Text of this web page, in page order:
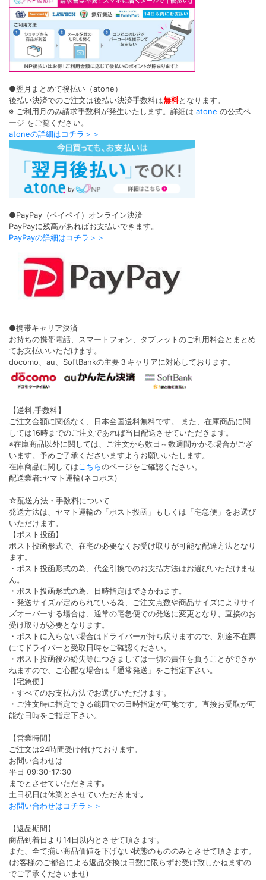
●翌月まとめて後払い（atone）
後払い決済でのご注文は後払い決済手数料は無料となります。
※ ご利用月のみ請求手数料が発生いたします。詳細は atone の公式ペ
ージ をご覧ください。
atoneの詳細はコチラ＞＞
●PayPay（ペイペイ）オンライン決済
PayPayに残高があればお支払いできます。
PayPayの詳細はコチラ＞＞
●携帯キャリア決済
お持ちの携帯電話、スマートフォン、タブレットのご利用料金とまとめ
てお支払いいただけます。
docomo、au、SoftBankの主要３キャリアに対応しております。
【送料,手数料】
ご注文金額に関係なく、日本全国送料無料です。 また、在庫商品に関
しては16時までのご注文であれば当日配送させていただきます。
※在庫商品以外に関しては、ご注文から数日～数週間かかる場合がござ
います。予めご了承くださいますようお願いいたします。
在庫商品に関しては こちらのページをご確認ください。
配送業者:ヤマト運輸(ネコポス)
☆配送方法・手数料について
発送方法は、ヤマト運輸の「ポスト投函」もしくは「宅急便」をお選び
いただけます。
【ポスト投函】
ポスト投函形式で、在宅の必要なくお受け取りが可能な配達方法となり
ます。
・ポスト投函形式の為、代金引換でのお支払方法はお選びいただけませ
ん。
・ポスト投函形式の為、日時指定はできかねます。
・発送サイズが定められている為、ご注文点数や商品サイズによりサイ
ズオーバーする場合は、通常の宅急便での発送に変更となり、直接のお
受け取りが必要となります。
・ポストに入らない場合はドライバーが持ち戻りますので、別途不在票
にてドライバーと受取日時をご確認ください。
・ポスト投函後の紛失等につきましては一切の責任を負うことができか
ねますので、ご心配な場合は「通常発送」をご指定下さい。
【宅急便】
・すべてのお支払方法でお選びいただけます。
・ご注文時に指定できる範囲での日時指定が可能です。直接お受取が可
能な日時をご指定下さい。
【営業時間】
ご注文は24時間受け付けております。
お問い合わせは
平日 09:30-17:30
までとさせていただきます｡
土日祝日は休業とさせていただきます｡
お問い合わせはコチラ＞＞
【返品期間】
商品到着日より14日以内とさせて頂きます。
また、全て揃い商品価値を下げない状態のもののみとさせて頂きます。
(お客様のご都合による返品交換は日数に限らずお受け致しかねますの
でご了承くださいませ)